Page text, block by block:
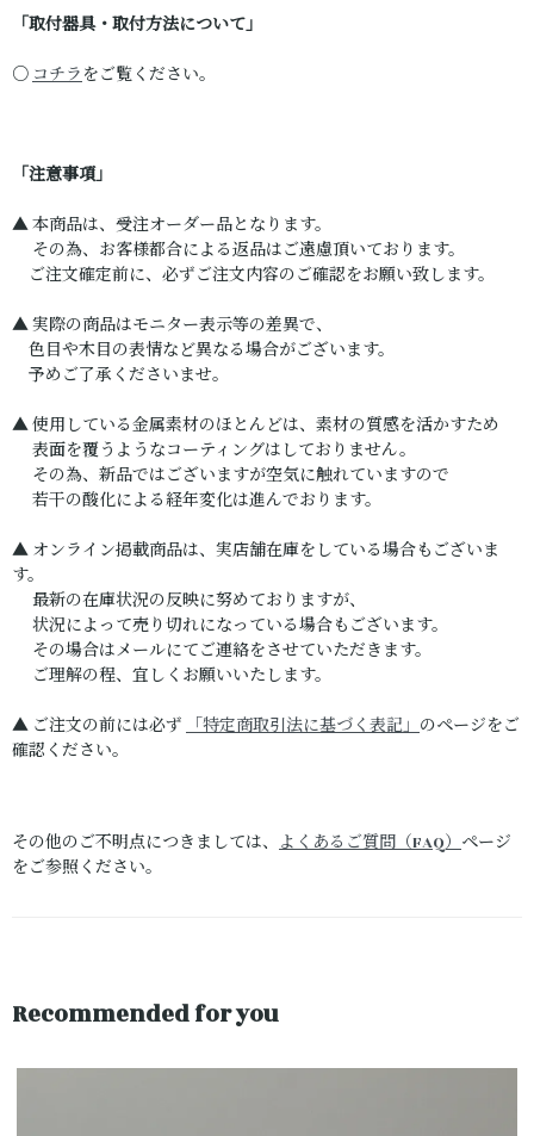
「取付器具・取付方法について」
○コチラをご覧ください。
「注意事項」
▲ 本商品は、受注オーダー品となります。
その為、お客様都合による返品はご遠慮頂いております。
ご注文確定前に、必ずご注文内容のご確認をお願い致します。
▲ 実際の商品はモニター表示等の差異で、
色目や木目の表情など異なる場合がございます。
予めご了承くださいませ。
▲ 使用している金属素材のほとんどは、素材の質感を活かすため
表面を覆うようなコーティングはしておりません。
その為、新品ではございますが空気に触れていますので
若干の酸化による経年変化は進んでおります。
▲ オンライン掲載商品は、実店舗在庫をしている場合もございま
す。
最新の在庫状況の反映に努めておりますが、
状況によって売り切れになっている場合もございます。
その場合はメールにてご連絡をさせていただきます。
ご理解の程、宜しくお願いいたします。
▲ ご注文の前には必ず 「特定商取引法に基づく表記」のページをご
確認ください。
その他のご不明点につきましては、 よくあるご質問（FAQ）ページ
をご参照ください。
Recommended for you